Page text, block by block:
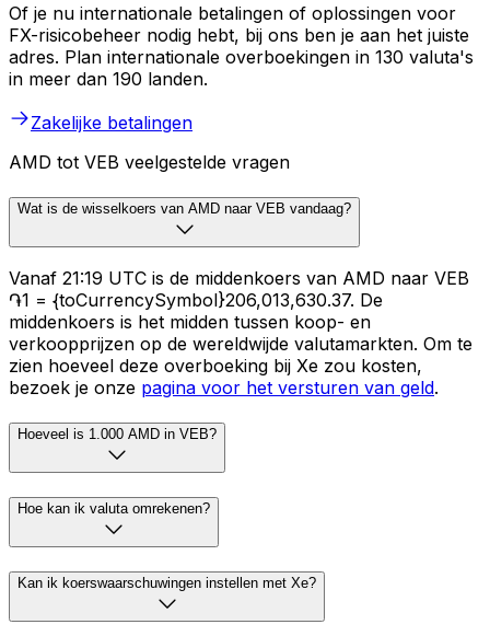
Of je nu internationale betalingen of oplossingen voor
FX-risicobeheer nodig hebt, bij ons ben je aan het juiste
adres. Plan internationale overboekingen in 130 valuta's
in meer dan 190 landen.
Zakelijke betalingen
AMD tot VEB veelgestelde vragen
Wat is de wisselkoers van AMD naar VEB vandaag?
Vanaf 21:19 UTC is de middenkoers van AMD naar VEB
֏1 = {toCurrencySymbol}206,013,630.37. De
middenkoers is het midden tussen koop- en
verkoopprijzen op de wereldwijde valutamarkten. Om te
zien hoeveel deze overboeking bij Xe zou kosten,
bezoek je onze pagina voor het versturen van geld.
Hoeveel is 1.000 AMD in VEB?
Hoe kan ik valuta omrekenen?
Kan ik koerswaarschuwingen instellen met Xe?